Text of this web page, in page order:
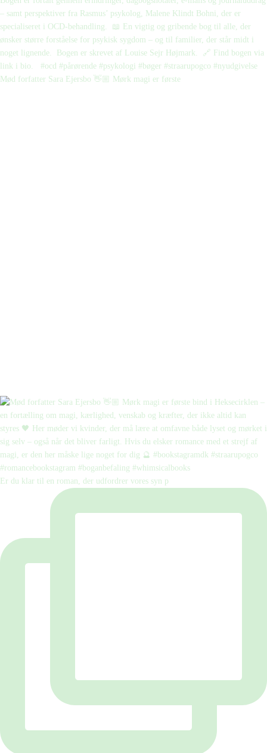
Mød forfatter Sara Ejersbo 👋🏼 Mørk magi er første
Er du klar til en roman, der udfordrer vores syn p